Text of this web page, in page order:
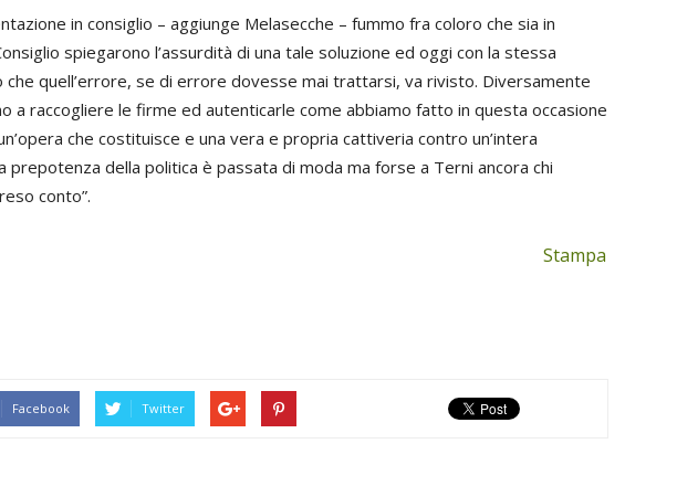
in consiglio – aggiunge Melasecche – fummo fra coloro che sia in
spiegarono l’assurdità di una tale soluzione ed oggi con la stessa
che quell’errore, se di errore dovesse mai trattarsi, va rivisto. Diversamente
a raccogliere le firme ed autenticarle come abbiamo fatto in questa occasione
che costituisce e una vera e propria cattiveria contro un’intera
prepotenza della politica è passata di moda ma forse a Terni ancora chi
conto”.
Stampa
Facebook Twitter